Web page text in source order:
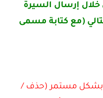
خلال إرسال السيرة
التالي (مع كتابة مسمى
بشكل مستمر (حذف /